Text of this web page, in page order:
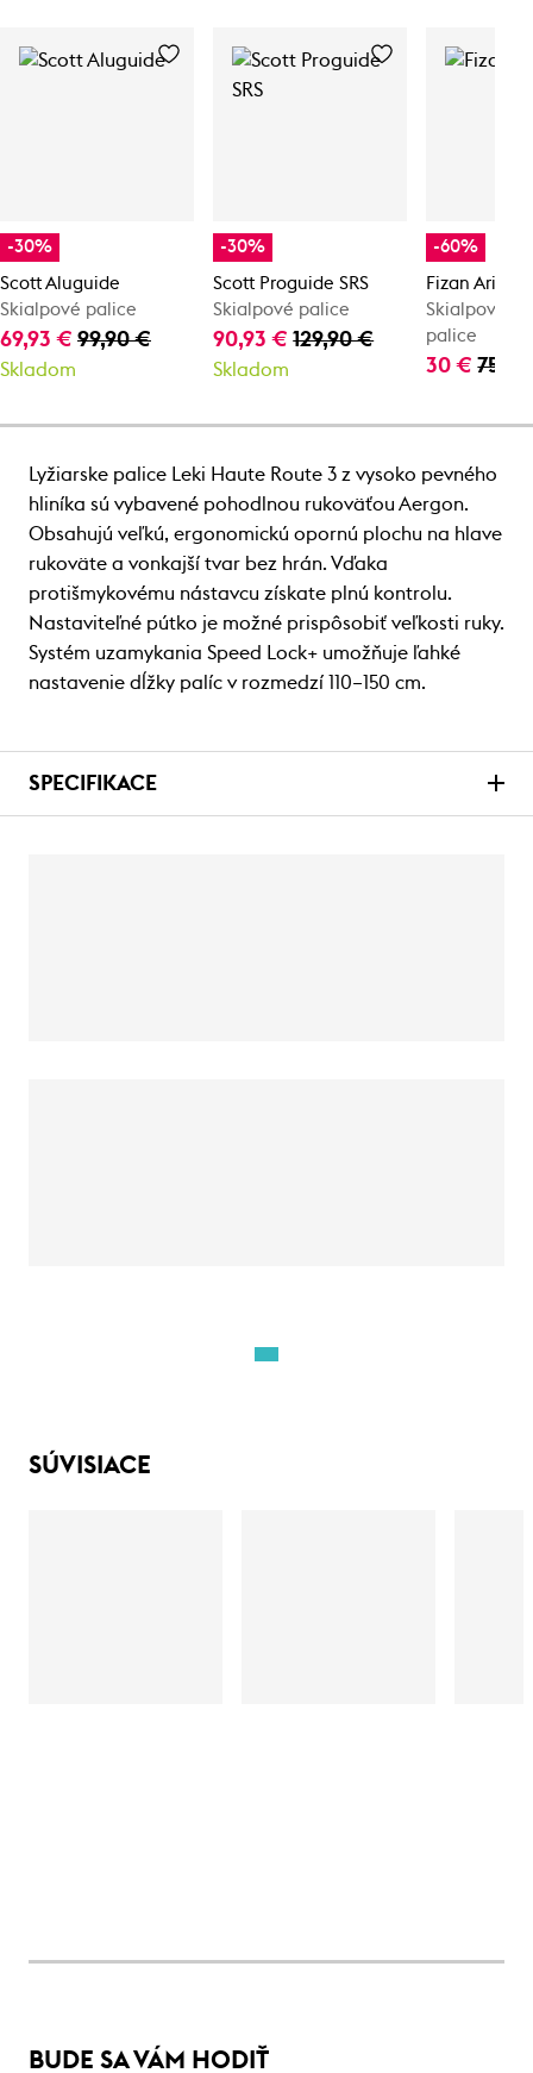
-30%
Scott Aluguide
Skialpové palice
69,93 € 99,90 €
Skladom
-30%
Scott Proguide SRS
Skialpové palice
90,93 €129,90 €
Skladom
-60%
Fizan Aria
Skialpové
palice
30 €75 €
Lyžiarske palice Leki Haute Route 3 z vysoko pevného
hliníka sú vybavené pohodlnou rukoväťou Aergon.
Obsahujú veľkú, ergonomickú opornú plochu na hlave
rukoväte a vonkajší tvar bez hrán. Vďaka
protišmykovému nástavcu získate plnú kontrolu.
Nastaviteľné pútko je možné prispôsobiť veľkosti ruky.
Systém uzamykania Speed ​​Lock+ umožňuje ľahké
nastavenie dĺžky palíc v rozmedzí 110–150 cm.
SPECIFIKACE
SÚVISIACE
BUDE SA VÁM HODIŤ